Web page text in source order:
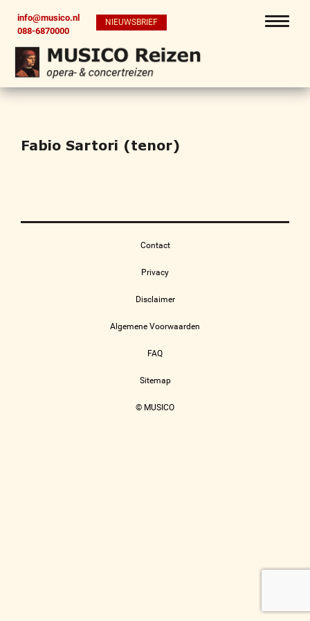
info@musico.nl
088-6870000
NIEUWSBRIEF
Fabio Sartori (tenor)
Contact
Privacy
Disclaimer
Algemene Voorwaarden
FAQ
Sitemap
© MUSICO